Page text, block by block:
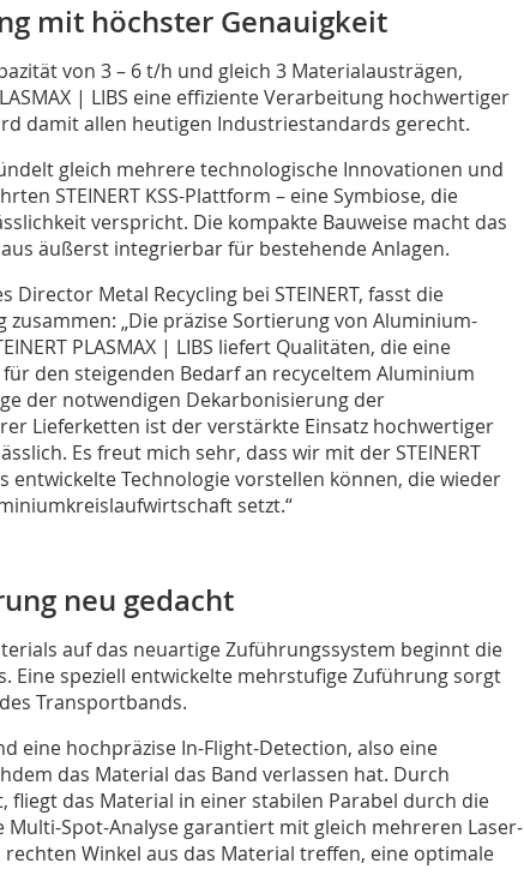
mit höchster Genauigkeit
von 3 – 6 t/h und gleich 3 Materialausträgen,
| LIBS eine effiziente Verarbeitung hochwertiger
damit allen heutigen Industriestandards gerecht.
gleich mehrere technologische Innovationen und
STEINERT KSS-Plattform – eine Symbiose, die
verspricht. Die kompakte Bauweise macht das
äußerst integrierbar für bestehende Anlagen.
Director Metal Recycling bei STEINERT, fasst die
„Die präzise Sortierung von Aluminium-
PLASMAX | LIBS liefert Qualitäten, die eine
den steigenden Bedarf an recyceltem Aluminium
der notwendigen Dekarbonisierung der
Lieferketten ist der verstärkte Einsatz hochwertiger
Es freut mich sehr, dass wir mit der STEINERT
entwickelte Technologie vorstellen können, die wieder
setzt.“
neu gedacht
auf das neuartige Zuführungssystem beginnt die
Eine speziell entwickelte mehrstufige Zuführung sorgt
Transportbands.
eine hochpräzise In-Flight-Detection, also eine
das Material das Band verlassen hat. Durch
fliegt das Material in einer stabilen Parabel durch die
Multi-Spot-Analyse garantiert mit gleich mehreren Laser-
Winkel aus das Material treffen, eine optimale